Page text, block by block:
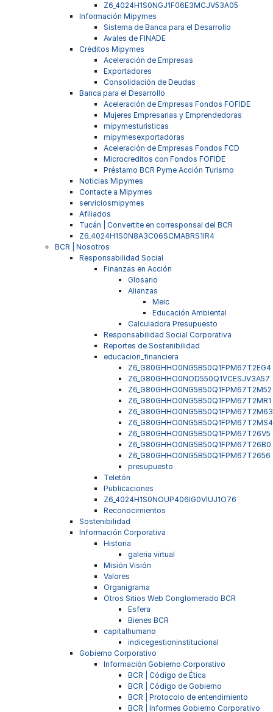
Z6_4024H1S0NGJ1F06E3MCJV53A05
Información Mipymes
Sistema de Banca para el Desarrollo
Avales de FINADE
Créditos Mipymes
Aceleración de Empresas
Exportadores
Consolidación de Deudas
Banca para el Desarrollo
Aceleración de Empresas Fondos FOFIDE
Mujeres Empresarias y Emprendedoras
mipymesturisticas
mipymesexportadoras
Aceleración de Empresas Fondos FCD
Microcreditos con Fondos FOFIDE
Préstamo BCR Pyme Acción Turismo
Noticias Mipymes
Contacte a Mipymes
serviciosmipymes
Afiliados
Tucán | Convertite en corresponsal del BCR
Z6_4024H1S0N8A3C06SCMABRS1IR4
BCR | Nosotros
Responsabilidad Social
Finanzas en Acción
Glosario
Alianzas
Meic
Educación Ambiental
Calculadora Presupuesto
Responsabilidad Social Corporativa
Reportes de Sostenibilidad
educacion_financiera
Z6_G80GHHO0NG5B50Q1FPM67T2EG4
Z6_G80GHHO0NOD550Q1VCESJV3A57
Z6_G80GHHO0NG5B50Q1FPM67T2M52
Z6_G80GHHO0NG5B50Q1FPM67T2MR1
Z6_G80GHHO0NG5B50Q1FPM67T2M63
Z6_G80GHHO0NG5B50Q1FPM67T2MS4
Z6_G80GHHO0NG5B50Q1FPM67T26V5
Z6_G80GHHO0NG5B50Q1FPM67T26B0
Z6_G80GHHO0NG5B50Q1FPM67T2656
presupuesto
Teletón
Publicaciones
Z6_4024H1S0NOUP406IG0VIUJ1O76
Reconocimientos
Sostenibilidad
Información Corporativa
Historia
galeria virtual
Misión Visión
Valores
Organigrama
Otros Sitios Web Conglomerado BCR
Esfera
Bienes BCR
capitalhumano
indicegestioninstitucional
Gobierno Corporativo
Información Gobierno Corporativo
BCR | Código de Ética
BCR | Código de Gobierno
BCR | Protocolo de entendimiento
BCR | Informes Gobierno Corporativo